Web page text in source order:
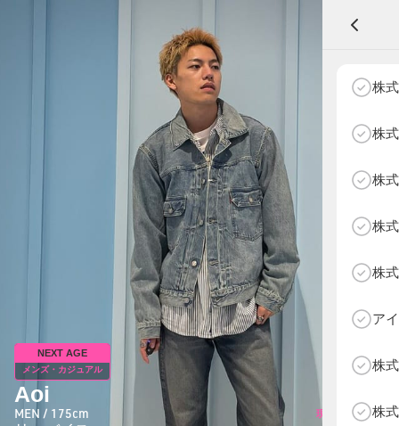
物販部門 NEXT AGE
ABOUT SOTY
Follow Us
A
株
株
株
株
株
ア
株
株
NEXT AGE
メンズ・カジュアル
Aoi
MEN / 175cm 現在の総投票数